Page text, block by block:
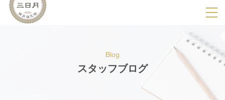
SPメニ
ー
展
用
Blog
スタッフブログ